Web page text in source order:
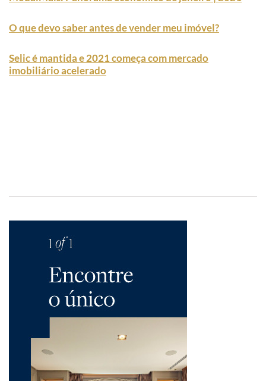
O que devo saber antes de vender meu imóvel?
Selic é mantida e 2021 começa com mercado
imobiliário acelerado